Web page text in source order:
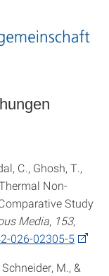
C., Ghosh, T.,
Non-
Study
Media, 153,
026-02305-5
M., &